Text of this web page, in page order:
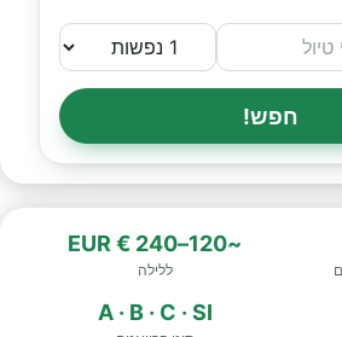
חפש!
~120–240 € EUR
ללילה
A · B · C · SI